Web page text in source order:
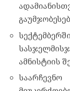
ამნისტიის